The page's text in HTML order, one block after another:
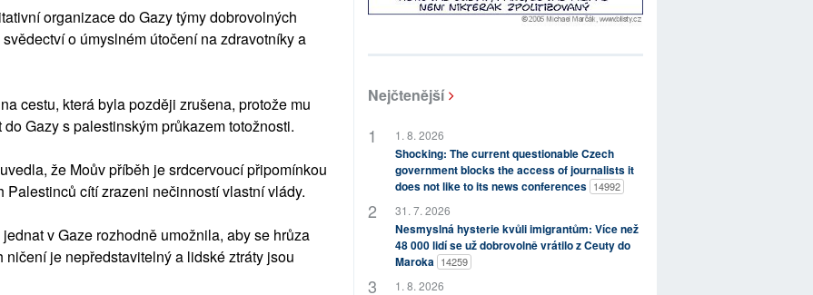
organizace do Gazy týmy dobrovolných
o úmyslném útočení na zdravotníky a
cestu, která byla později zrušena, protože mu
Gazy s palestinským průkazem totožnosti.
že Moův příběh je srdcervoucí připomínkou
cítí zrazeni nečinností vlastní vlády.
v Gaze rozhodně umožnila, aby se hrůza
je nepředstavitelný a lidské ztráty jsou
Nejčtenější
1. 8. 2026
Shocking: The current questionable Czech
government blocks the access of journalists it
does not like to its news conferences 14992
31. 7. 2026
Nesmyslná hysterie kvůli imigrantům: Více než
48 000 lidí se už dobrovolně vrátilo z Ceuty do
Maroka 14259
1. 8. 2026